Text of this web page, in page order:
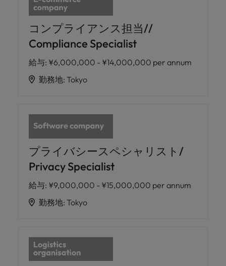
コンプライアンス担当//
Compliance Specialist
給与: ¥6,000,000 - ¥14,000,000 per annum
勤務地: Tokyo
プライバシースペシャリスト/
Privacy Specialist
給与: ¥9,000,000 - ¥15,000,000 per annum
勤務地: Tokyo